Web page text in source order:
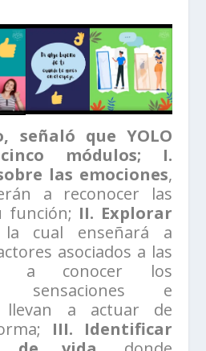
señaló que YOLO
módulos; I.
las emociones,
a reconocer las
función; II. Explorar
cual enseñará a
asociados a las
y a conocer los
sensaciones e
llevan a actuar de
III. Identificar